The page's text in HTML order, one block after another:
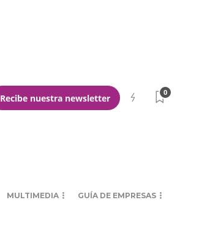
Recibe nuestra newsletter
0
MULTIMEDIA GUÍA DE EMPRESAS